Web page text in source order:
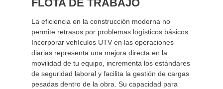
FLOTA DE TRABAJO
La eficiencia en la construcción moderna no
permite retrasos por problemas logísticos básicos.
Incorporar vehículos UTV en las operaciones
diarias representa una mejora directa en la
movilidad de tu equipo, incrementa los estándares
de seguridad laboral y facilita la gestión de cargas
pesadas dentro de la obra. Su capacidad para